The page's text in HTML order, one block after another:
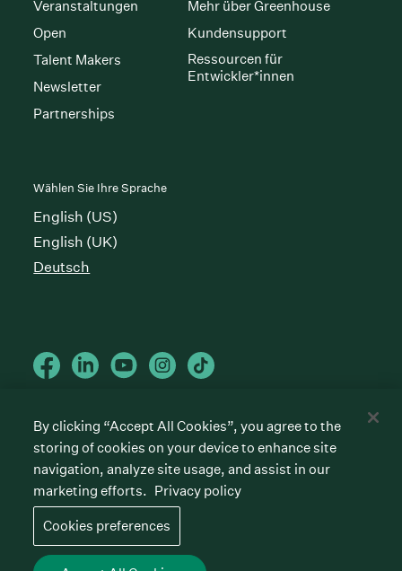
Veranstaltungen
Open
Talent Makers
Newsletter
Partnerships
Mehr über Greenhouse
Kundensupport
Ressourcen für
Entwickler*innen
Wählen Sie Ihre Sprache
English (US)
English (UK)
Deutsch
Greenhouse Software, Inc.
All rights reserved. Greenhouse, the G Logo, “Hire for
what’s next,” “The/your all-together hiring platform,”
“Talent Makers,” “Real Talent” and “Strong Yes” are
among the trademarks of Greenhouse Software, Inc.
Cookies preferences
Datenschutzrichtlinie
Nutzungsbedingungen
By clicking “Accept All Cookies”, you agree to the
storing of cookies on your device to enhance site
navigation, analyze site usage, and assist in our
marketing efforts. Privacy policy
Cookies preferences